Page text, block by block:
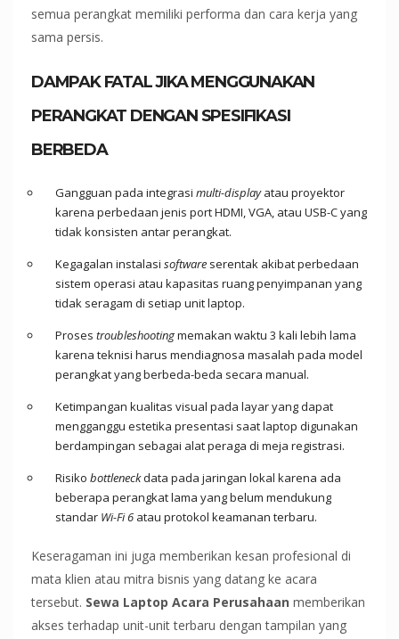
semua perangkat memiliki performa dan cara kerja yang
sama persis.
DAMPAK FATAL JIKA MENGGUNAKAN
PERANGKAT DENGAN SPESIFIKASI
BERBEDA
Gangguan pada integrasi multi-displayatau proyektor
karena perbedaan jenis port HDMI, VGA, atau USB-C yang
tidak konsisten antar perangkat.
Kegagalan instalasi software serentak akibat perbedaan
sistem operasi atau kapasitas ruang penyimpanan yang
tidak seragam di setiap unit laptop.
Proses troubleshootingmemakan waktu 3 kali lebih lama
karena teknisi harus mendiagnosa masalah pada model
perangkat yang berbeda-beda secara manual.
Ketimpangan kualitas visual pada layar yang dapat
mengganggu estetika presentasi saat laptop digunakan
berdampingan sebagai alat peraga di meja registrasi.
Risiko bottleneckdata pada jaringan lokal karena ada
beberapa perangkat lama yang belum mendukung
standar Wi-Fi 6 atau protokol keamanan terbaru.
Keseragaman ini juga memberikan kesan profesional di
mata klien atau mitra bisnis yang datang ke acara
tersebut. Sewa Laptop Acara Perusahaan memberikan
akses terhadap unit-unit terbaru dengan tampilan yang